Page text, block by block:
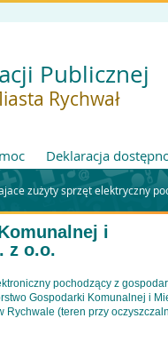
Publicznej
Rychwał
Deklaracja
zużyty sprzęt elektryczny
i
z o.o.
pochodzący z
Gospodarki Komunalnej i
Rychwale (teren przy